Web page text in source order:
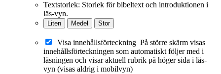
Textstorlek: Storlek för bibeltext och introduktionen i
läs-vyn.
Liten Medel Stor
Visa innehållsförteckning På större skärm visas
innehållsförteckningen som automatiskt följer med i
läsningen och visar aktuell rubrik på höger sida i läs-
vyn (visas aldrig i mobilvyn)